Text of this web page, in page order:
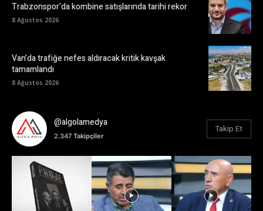
Trabzonspor’da kombine satışlarında tarihi rekor
8 Ağustos 2026
Van’da trafiğe nefes aldıracak kritik kavşak
tamamlandı
8 Ağustos 2026
@algolamedya
2.347 Takipçiler
Takip Et